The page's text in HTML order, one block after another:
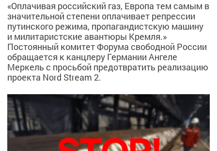
«Оплачивая российский газ, Европа тем самым в
значительной степени оплачивает репрессии
путинского режима, пропагандистскую машину
и милитаристские авантюры Кремля.»
Постоянный комитет Форума свободной России
обращается к канцлеру Германии Ангеле
Меркель с просьбой предотвратить реализацию
проекта Nord Stream 2.